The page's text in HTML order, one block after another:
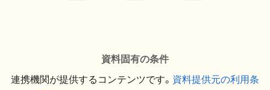
資料固有の条件
連携機関が提供するコンテンツです。 資料提供元の利用条